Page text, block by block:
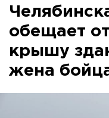
обещает
крышу
жена